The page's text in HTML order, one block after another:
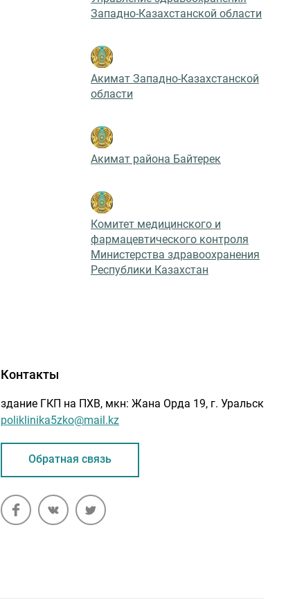
Западно-Казахстанской области
Акимат Западно-Казахстанской
области
Акимат района Байтерек
Комитет медицинского и
фармацевтического контроля
Министерства здравоохранения
Республики Казахстан
Контакты
здание ГКП на ПХВ, мкн: Жана Орда 19, г. Уральск
poliklinika5zko@mail.kz
Обратная связь